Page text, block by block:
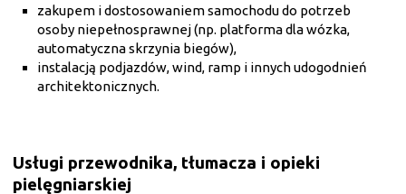
zakupem i dostosowaniem samochodu do potrzeb
osoby niepełnosprawnej (np. platforma dla wózka,
automatyczna skrzynia biegów),
instalacją podjazdów, wind, ramp i innych udogodnień
architektonicznych.
Usługi przewodnika, tłumacza i opieki
pielęgniarskiej